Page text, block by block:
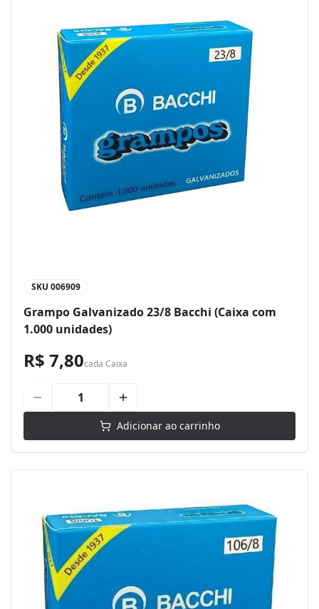
SKU 006909
Grampo Galvanizado 23/8 Bacchi (Caixa com
1.000 unidades)
R$ 7,80cada Caixa
Adicionar ao carrinho